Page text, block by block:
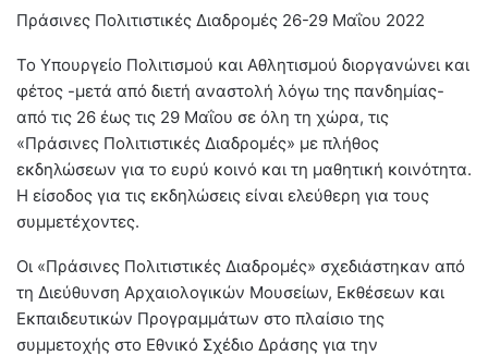
Πράσινες Πολιτιστικές Διαδρομές 26-29 Μαΐου 2022
Το Υπουργείο Πολιτισμού και Αθλητισμού διοργανώνει και
φέτος -μετά από διετή αναστολή λόγω της πανδημίας-
από τις 26 έως τις 29 Μαΐου σε όλη τη χώρα, τις
«Πράσινες Πολιτιστικές Διαδρομές» με πλήθος
εκδηλώσεων για το ευρύ κοινό και τη μαθητική κοινότητα.
Η είσοδος για τις εκδηλώσεις είναι ελεύθερη για τους
συμμετέχοντες.
Οι «Πράσινες Πολιτιστικές Διαδρομές» σχεδιάστηκαν από
τη Διεύθυνση Αρχαιολογικών Μουσείων, Εκθέσεων και
Εκπαιδευτικών Προγραμμάτων στο πλαίσιο της
συμμετοχής στο Εθνικό Σχέδιο Δράσης για την